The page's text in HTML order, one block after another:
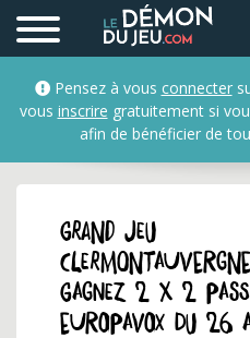
Pensez à vous connecter
vous inscrire gratuitement si
afin de bénéficier de
GRAND JEU
Gagnez 2 x 2
Europavox du